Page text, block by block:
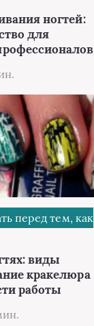
ногтей:
для
перед тем, как
виды
кракелюра
работы